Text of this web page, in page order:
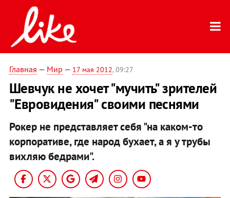
Главная — Мир — 17 мая 2012, 09:27
Шевчук не хочет "мучить" зрителей
"Евровидения" своими песнями
Рокер не представляет себя "на каком-то
корпоративе, где народ бухает, а я у трубы
вихляю бедрами".